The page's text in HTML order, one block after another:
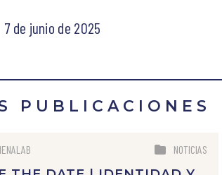
7 de junio de 2025
PUBLICACIONES
NOTICIAS